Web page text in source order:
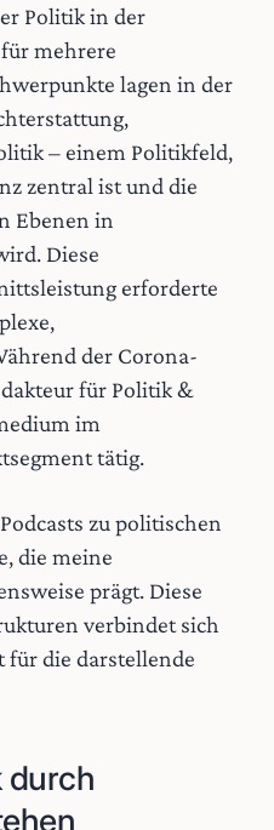
Politik in der
mehrere
lagen in der
– einem Politikfeld,
zentral ist und die
Ebenen in
Diese
erforderte
der Corona-
für Politik &
im
tätig.
zu politischen
die meine
prägt. Diese
verbindet sich
die darstellende
durch